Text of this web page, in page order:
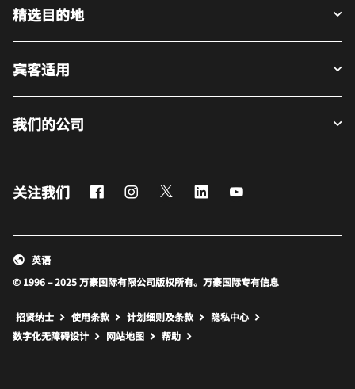
精选目的地
宾客适用
我们的公司
关注我们 FacebookInstagram
Twitter LinkedIn
© 1996 – 2025 万豪国际有限公司版权所有。万豪国际专有信息
英语
招贤纳士 使用条款 计划细则及条款
隐私中心
数字化无障碍设计
网站地图 打开新窗口
帮助